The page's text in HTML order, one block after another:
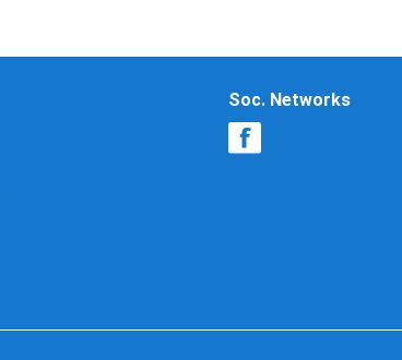
Soc. Networks